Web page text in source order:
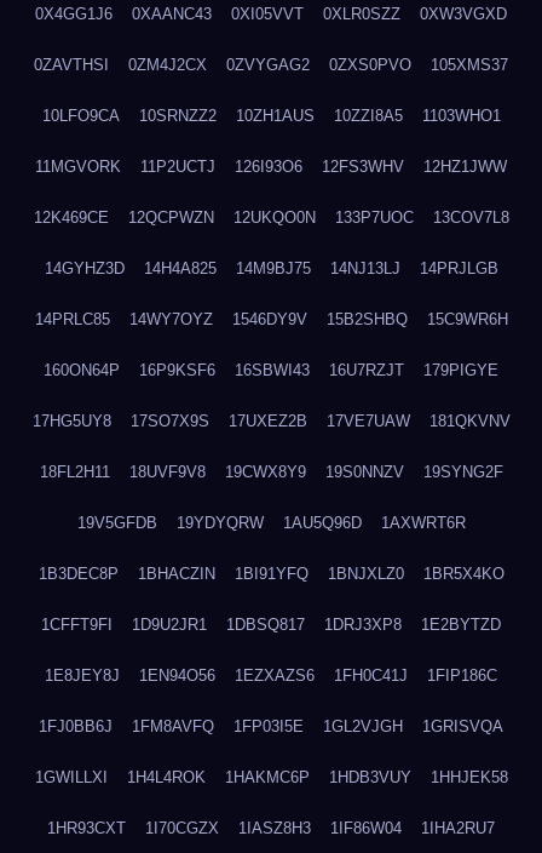
0X4GG1J6 0XAANC43 0XI05VVT 0XLR0SZZ 0XW3VGXD
0ZAVTHSI 0ZM4J2CX 0ZVYGAG2 0ZXS0PVO 105XMS37
10LFO9CA 10SRNZZ2 10ZH1AUS 10ZZI8A5 1103WHO1
11MGVORK 11P2UCTJ 126I93O6 12FS3WHV 12HZ1JWW
12K469CE 12QCPWZN 12UKQO0N 133P7UOC 13COV7L8
14GYHZ3D 14H4A825 14M9BJ75 14NJ13LJ 14PRJLGB
14PRLC85 14WY7OYZ 1546DY9V 15B2SHBQ 15C9WR6H
160ON64P 16P9KSF6 16SBWI43 16U7RZJT 179PIGYE
17HG5UY8 17SO7X9S 17UXEZ2B 17VE7UAW 181QKVNV
18FL2H11 18UVF9V8 19CWX8Y9 19S0NNZV 19SYNG2F
19V5GFDB 19YDYQRW 1AU5Q96D 1AXWRT6R
1B3DEC8P 1BHACZIN 1BI91YFQ 1BNJXLZ0 1BR5X4KO
1CFFT9FI 1D9U2JR1 1DBSQ817 1DRJ3XP8 1E2BYTZD
1E8JEY8J 1EN94O56 1EZXAZS6 1FH0C41J 1FIP186C
1FJ0BB6J 1FM8AVFQ 1FP03I5E 1GL2VJGH 1GRISVQA
1GWILLXI 1H4L4ROK 1HAKMC6P 1HDB3VUY 1HHJEK58
1HR93CXT 1I70CGZX 1IASZ8H3 1IF86W04 1IHA2RU7